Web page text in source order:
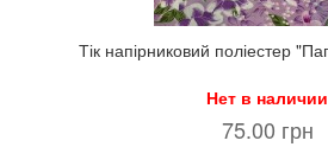
Тік напірниковий поліестер
Нет в наличии
75.00 грн